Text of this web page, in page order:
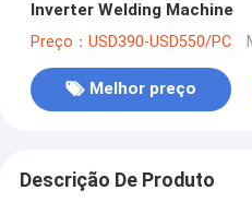
Inverter Welding Machine
Preço：USD390-USD550/PC
Melhor preço
Descrição De Produto